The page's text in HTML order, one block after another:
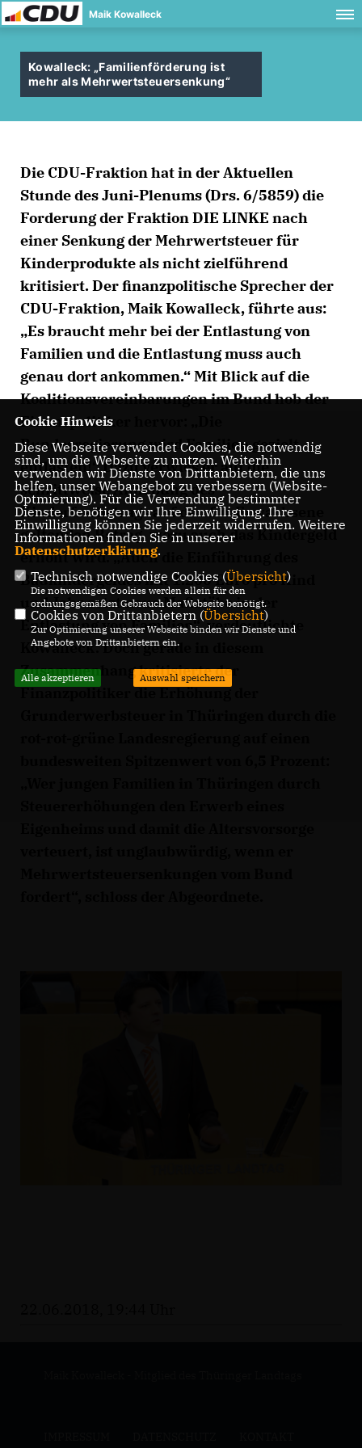
Maik Kowalleck
Kowalleck: „Familienförderung ist
mehr als Mehrwertsteuersenkung“
Die CDU-Fraktion hat in der Aktuellen
Stunde des Juni-Plenums (Drs. 6/5859) die
Forderung der Fraktion DIE LINKE nach
einer Senkung der Mehrwertsteuer für
Kinderprodukte als nicht zielführend
kritisiert. Der finanzpolitische Sprecher der
CDU-Fraktion, Maik Kowalleck, führte aus:
Es braucht mehr bei der Entlastung von
Familien und die Entlastung muss auch
genau dort ankommen.“ Mit Blick auf die
Koalitionsvereinbarungen im Bund hob der
Finanzpolitiker hervor: „Die
Bundesregierung wird Familien gezielt
entlasten!“ Dazu verwies er auf die
schrittweise Anhebung des
Kinderfreibetrags auf den für Erwachsene
geltenden Betrag, wozu auch das Kindergeld
erhöht wird. „Auch die Einführung des
Baukindergeldes mit 1.200 Euro pro Kind
und Jahr setzt neue Maßstäbe in der
Entlastung von Familien“, verdeutlichte
Kowalleck. Doch gerade in diesem
Zusammenhang kritisierte der
Finanzpolitiker die Erhöhung der
Cookie Hinweis
Diese Webseite verwendet Cookies, die notwendig
sind, um die Webseite zu nutzen. Weiterhin
verwenden wir Dienste von Drittanbietern, die uns
helfen, unser Webangebot zu verbessern (Website-
Optmierung). Für die Verwendung bestimmter
Dienste, benötigen wir Ihre Einwilligung. Ihre
Einwilligung können Sie jederzeit widerrufen. Weitere
Informationen finden Sie in unserer
Datenschutzerklärung.
Technisch notwendige Cookies (Übersicht)
Die notwendigen Cookies werden allein für den
ordnungsgemäßen Gebrauch der Webseite benötigt.
Cookies von Drittanbietern (Übersicht)
Zur Optimierung unserer Webseite binden wir Dienste und
Angebote von Drittanbietern ein.
Alle akzeptieren Auswahl speichern